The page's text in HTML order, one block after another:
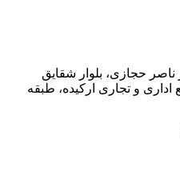
ناصر حجازی، بلوار شقایق
اداری و تجاری ارکیده، طبقه